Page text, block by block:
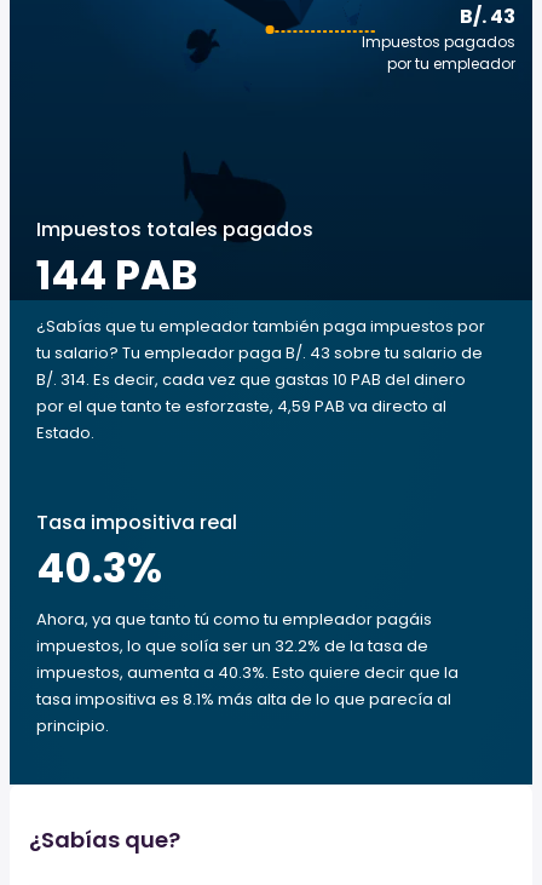
B/. 43
Impuestos pagados
por tu empleador
Impuestos totales pagados
144 PAB
¿Sabías que tu empleador también paga impuestos por
tu salario? Tu empleador paga B/. 43 sobre tu salario de
B/. 314. Es decir, cada vez que gastas 10 PAB del dinero
por el que tanto te esforzaste, 4,59 PAB va directo al
Estado.
Tasa impositiva real
40.3%
Ahora, ya que tanto tú como tu empleador pagáis
impuestos, lo que solía ser un 32.2% de la tasa de
impuestos, aumenta a 40.3%. Esto quiere decir que la
tasa impositiva es 8.1% más alta de lo que parecía al
principio.
¿Sabías que?